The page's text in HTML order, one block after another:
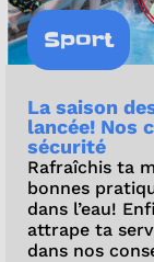
Sport
La saison
lancée! Nos
sécurité
Rafraîchis ta
bonnes
dans l’eau!
attrape ta
dans nos